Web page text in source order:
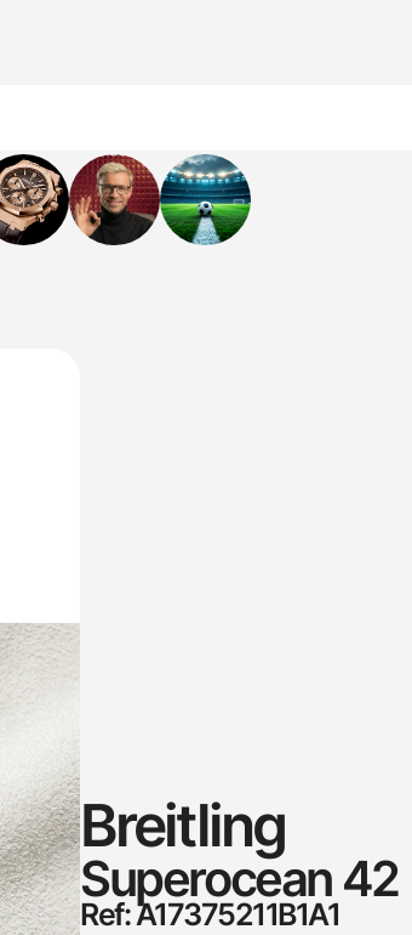
Breitling
Superocean 42
Ref: A17375211B1A1